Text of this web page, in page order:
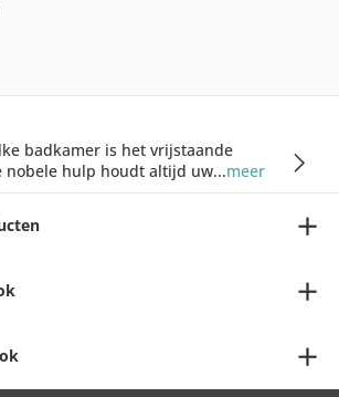
badkamer is het vrijstaande
nobele hulp houdt altijd uw...meer